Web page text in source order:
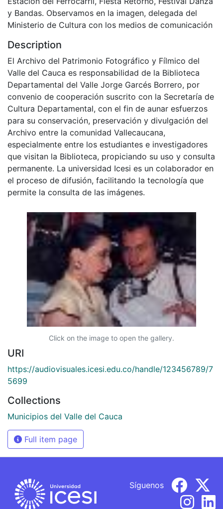
y Bandas. Observamos en la imagen, delegada del
Ministerio de Cultura con los medios de comunicación
Description
El Archivo del Patrimonio Fotográfico y Fílmico del
Valle del Cauca es responsabilidad de la Biblioteca
Departamental del Valle Jorge Garcés Borrero, por
convenio de cooperación suscrito con la Secretaría de
Cultura Departamental, con el fin de aunar esfuerzos
para su conservación, preservación y divulgación del
Archivo entre la comunidad Vallecaucana,
especialmente entre los estudiantes e investigadores
que visitan la Biblioteca, propiciando su uso y consulta
permanente. La universidad Icesi es un colaborador en
el proceso de difusión, facilitando la tecnología que
permite la consulta de las imágenes.
Click on the image to open the gallery.
URI
https://audiovisuales.icesi.edu.co/handle/123456789/7
5699
Collections
Municipios del Valle del Cauca
Full item page
Síguenos